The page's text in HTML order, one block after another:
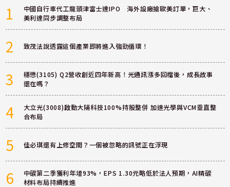
1
中國自行車代工龍頭津富士達IPO 海外設廠搶歐美訂單，巨大、
美利達同步調整布局
2 致茂法說透露這個產業即將進入強勁循環！
3
穩懋(3105) Q2營收創近四年新高！光通訊漲多回檔後，成長故事
還在嗎？
4
大立光(3008)啟動大陽科技100%持股整併 加速光學與VCM垂直整
合布局
5 佳必琪還有上修空間？一個被忽略的訊號正在浮現
6
中碳第二季獲利年增93%，EPS 1.30元略低於法人預期，AI精碳
材料布局持續推進